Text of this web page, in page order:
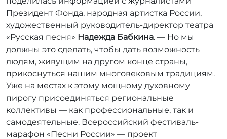
Президент Фонда, народная артистка России,
художественный руководитель-директор театра
«Русская песня» Надежда Бабкина. — Но мы
должны это сделать, чтобы дать возможность
людям, живущим на другом конце страны,
прикоснуться нашим многовековым традициям.
Уже на местах к этому мощному духовному
пирогу присоединяться региональные
коллективы — как профессиональные, так и
самодеятельные. Всероссийский фестиваль-
марафон «Песни России» — проект